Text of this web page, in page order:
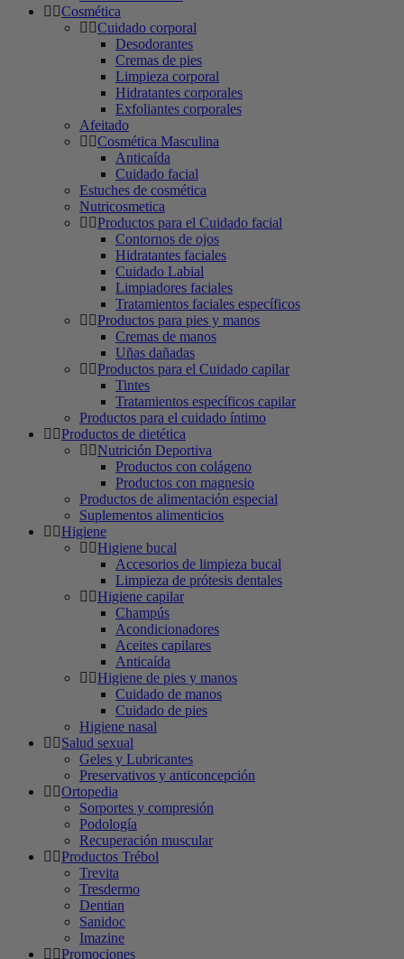
Cosmética
Cuidado corporal
Desodorantes
Cremas de pies
Limpieza corporal
Hidratantes corporales
Exfoliantes corporales
Afeitado
Cosmética Masculina
Anticaída
Cuidado facial
Estuches de cosmética
Nutricosmetica
Productos para el Cuidado facial
Contornos de ojos
Hidratantes faciales
Cuidado Labial
Limpiadores faciales
Tratamientos faciales específicos
Productos para pies y manos
Cremas de manos
Uñas dañadas
Productos para el Cuidado capilar
Tintes
Tratamientos específicos capilar
Productos para el cuidado íntimo
Productos de dietética
Nutrición Deportiva
Productos con colágeno
Productos con magnesio
Productos de alimentación especial
Suplementos alimenticios
Higiene
Higiene bucal
Accesorios de limpieza bucal
Limpieza de prótesis dentales
Higiene capilar
Champús
Acondicionadores
Aceites capilares
Anticaída
Higiene de pies y manos
Cuidado de manos
Cuidado de pies
Higiene nasal
Salud sexual
Geles y Lubricantes
Preservativos y anticoncepción
Ortopedia
Sorportes y compresión
Podología
Recuperación muscular
Productos Trébol
Trevita
Tresdermo
Dentian
Sanidoc
Imazine
Promociones